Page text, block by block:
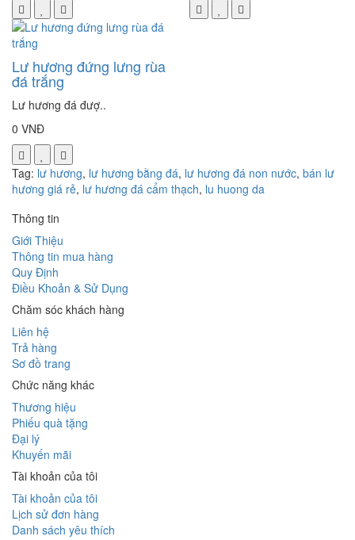
Lư hương đứng lưng rùa
đá trắng
Lư hương đá đượ..
0 VNĐ
Tag: lư hương, lư hương bằng đá, lư hương đá non nước, bán lư
hương giá rẻ, lư hương đá cẩm thạch, lu huong da
Thông tin
Giới Thiệu
Thông tin mua hàng
Quy Định
Điều Khoản & Sử Dụng
Chăm sóc khách hàng
Liên hệ
Trả hàng
Sơ đồ trang
Chức năng khác
Thương hiệu
Phiếu quà tặng
Đại lý
Khuyến mãi
Tài khoản của tôi
Tài khoản của tôi
Lịch sử đơn hàng
Danh sách yêu thích